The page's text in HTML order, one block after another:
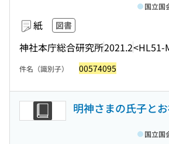
紙 図書
神社本庁総合研究所2021.2<HL51-
国立国
件名（識別子） 00574095
明神さまの氏子と
国立国